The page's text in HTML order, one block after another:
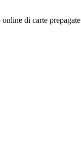
di carte prepagate